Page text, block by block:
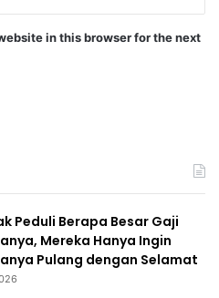
in this browser for the next
Peduli Berapa Besar Gaji
Mereka Hanya Ingin
Pulang dengan Selamat